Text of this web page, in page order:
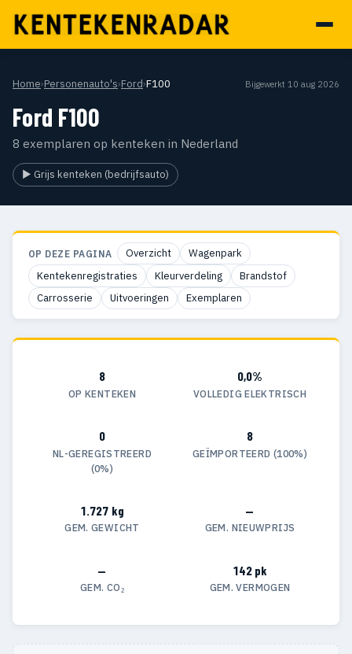
Home›Personenauto's›Ford›F100 Bijgewerkt 10 aug 2026
Ford F100
8 exemplaren op kenteken in Nederland
▶ Grijs kenteken (bedrijfsauto)
OP DEZE PAGINA Overzicht
Wagenpark
Kentekenregistraties
Kleurverdeling
Brandstof
Carrosserie
Uitvoeringen Exemplaren
8
OP KENTEKEN
0,0%
VOLLEDIG ELEKTRISCH
0
NL-GEREGISTREERD
(0%)
8
GEÏMPORTEERD (100%)
1.727 kg
GEM. GEWICHT
—
GEM. NIEUWPRIJS
—
GEM. CO₂
142 pk
GEM. VERMOGEN